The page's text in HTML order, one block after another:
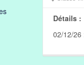
Détails :
02/12/26